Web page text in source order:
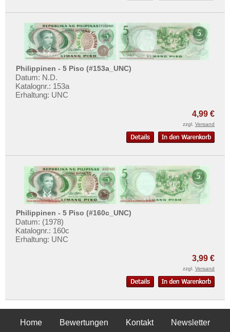
Philippinen - 5 Piso (#153a_UNC)
Datum: N.D.
Katalognr.: 153a
Erhaltung: UNC
4,99 €
zzgl. Versand
Philippinen - 5 Piso (#160c_UNC)
Datum: (1978)
Katalognr.: 160c
Erhaltung: UNC
3,99 €
zzgl. Versand
Home Bewertungen Kontakt Newsletter